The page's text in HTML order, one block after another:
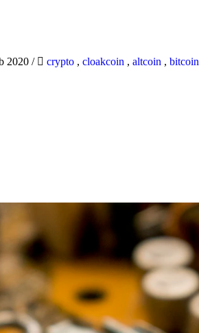
2020 / crypto , cloakcoin , altcoin , bitcoin